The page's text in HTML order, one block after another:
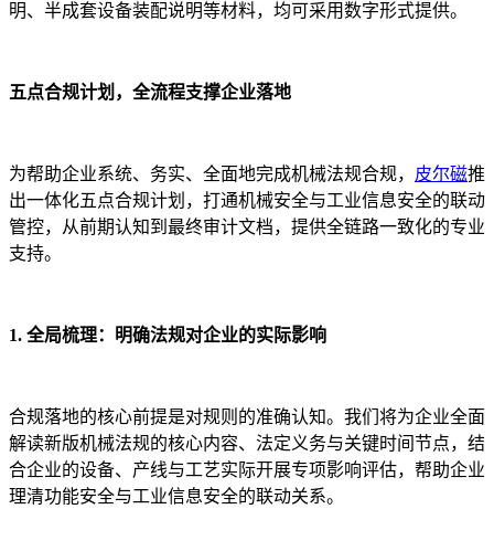
明、半成套设备装配说明等材料，均可采用数字形式提供。
五点合规计划，全流程支撑企业落地
为帮助企业系统、务实、全面地完成机械法规合规， 皮尔磁推
出一体化五点合规计划，打通机械安全与工业信息安全的联动
管控，从前期认知到最终审计文档，提供全链路一致化的专业
支持。
1. 全局梳理：明确法规对企业的实际影响
合规落地的核心前提是对规则的准确认知。我们将为企业全面
解读新版机械法规的核心内容、法定义务与关键时间节点，结
合企业的设备、产线与工艺实际开展专项影响评估，帮助企业
理清功能安全与工业信息安全的联动关系。